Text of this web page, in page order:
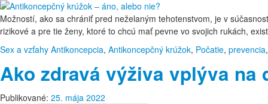
Možností, ako sa chrániť pred neželaným tehotenstvom, je v
rizikové a pre tie ženy, ktoré to chcú mať pevne vo svojich rukách,
Sex a vzťahy Antikoncepcia, Antikoncepčný krúžok, Počatie, prevencia
Ako zdravá výživa vplýva na
Publikované: 25. mája 2022